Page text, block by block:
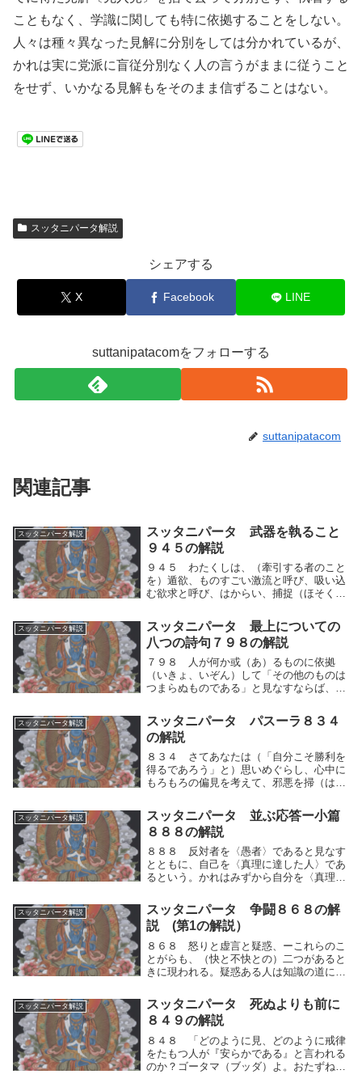
こともなく、学識に関しても特に依拠することをしない。
人々は種々異なった見解に分別をしては分かれているが、
かれは実に党派に盲従分別なく人の言うがままに従うこと
をせず、いかなる見解もをそのまま信ずることはない。
スッタニパータ解説
シェアする
X Facebook LINE
suttanipatacomをフォローする
suttanipatacom
関連記事
スッタニパータ解説
スッタニパータ 武器を執ること
９４５の解説
９４５ わたくしは、（牽引する者のこと
を）遁欲、ものすごい激流と呼び、吸い込
む欲求と呼び、はからい、捕捉（ほそく）
でい）であるともいう。わたくしは、人間
的思考の運動がもたらす牽引する者のこと
を遁欲、もの...
スッタニパータ解説
スッタニパータ 最上についての
八つの詩句７９８の解説
７９８ 人が何か或（あ）るものに依拠
（いきょ、いぞん）して「その他のものは
つまらぬものである」と見なすならば、そ
た人々）は語る。それ故に修行者は、見た
こと・学んだこと・思索したこと、または
戒律や道徳にこ...
スッタニパータ解説
スッタニパータ パスーラ８３４
の解説
８３４ さてあなたは（「自分こそ勝利を
得るであろう」と）思いめぐらし、心中に
もろもろの偏見を考えて、邪悪を掃（は
と、やって来られたが、あなたも実にそれ
だけならば、それを実現することは、とて
もできないさてあ...
スッタニパータ解説
スッタニパータ 並ぶ応答ー小篇
８８８の解説
８８８ 反対者を〈愚者〉であると見なす
とともに、自己を〈真理に達した人〉であ
るという。かれはみずから自分を〈真理に
視し、そのように語る。反対者を〈愚者〉
であると見なすとともに、自己を〈真理に
達した人〉で...
スッタニパータ解説
スッタニパータ 争闘８６８の解
説 (第1の解説）
８６８ 怒りと虚言と疑惑、ーこれらのこ
とがらも、（快と不快との）二つがあると
きに現われる。疑惑ある人は知識の道に学
らを説いたのである。」人は、不快を感じ
たときに怒り、また、快を得るために虚言
を言う、そし...
スッタニパータ解説
スッタニパータ 死ぬよりも前に
８４９の解説
８４８ 「どのように見、どのように戒律
をたもつ人が『安らかである』と言われる
のか？ゴータマ（ブッダ）よ。おたずねし